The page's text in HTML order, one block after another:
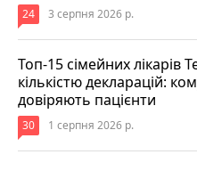
24 3 серпня 2026 р.
Топ-15 сімейних лікарів
кількістю декларацій:
довіряють пацієнти
30 1 серпня 2026 р.